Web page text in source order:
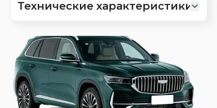
Технические характеристики